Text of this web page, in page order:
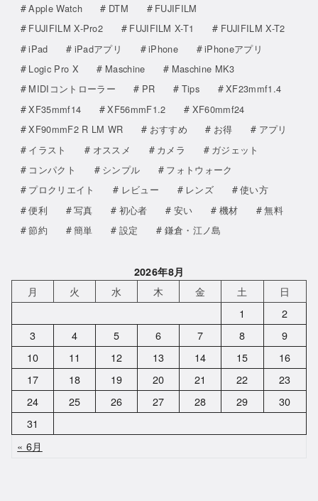
Apple Watch DTM
FUJIFILM
FUJIFILM X-Pro2
FUJIFILM X-T1
FUJIFILM X-T2
iPad
iPadアプリ iPhone
iPhoneアプリ
Logic Pro X
Maschine
Maschine MK3
MIDIコントローラー
PR Tips
XF23mmf1.4
XF35mmf14
XF56mmF1.2
XF60mmf24
XF90mmF2 R LM WR
おすすめ お得
アプリ
イラスト
オススメ カメラ
ガジェット
コンパクト
シンプル
フォトウォーク
プロクリエイト
レビュー レンズ
使い方
便利
写真 初心者 安い 機材
無料
節約
簡単 設定 鎌倉・江ノ島
2026年8月
月 火 水 木 金 土
日
1
2
3
4 5 6 7 8
9
10
11 12 13 14 15
16
17
18 19 20 21 22
23
24
25 26 27 28 29
30
31
« 6月